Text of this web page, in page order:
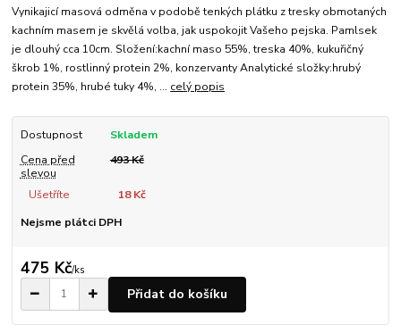
Vynikajicí masová odměna v podobě tenkých plátku z tresky obmotaných
kachním masem je skvělá volba, jak uspokojit Vašeho pejska. Pamlsek
je dlouhý cca 10cm. Složení:kachní maso 55%, treska 40%, kukuřičný
škrob 1%, rostlinný protein 2%, konzervanty Analytické složky:hrubý
protein 35%, hrubé tuky 4%, ... celý popis
Dostupnost
Skladem
Cena před
slevou
493 Kč
Ušetříte
18 Kč
Nejsme plátci DPH
475 Kč/ks
Přidat do košíku